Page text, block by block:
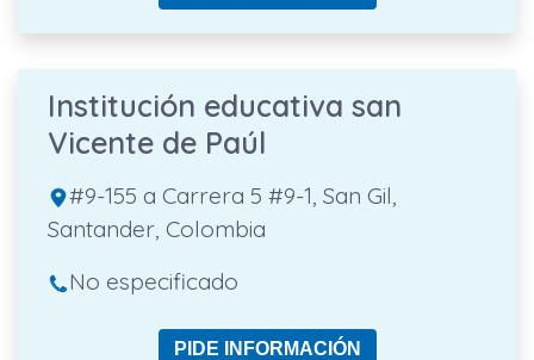
Institución educativa san
Vicente de Paúl
#9-155 a Carrera 5 #9-1, San Gil,
Santander, Colombia
No especificado
PIDE INFORMACIÓN